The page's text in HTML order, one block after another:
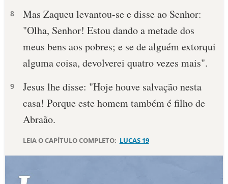
8
Mas Zaqueu levantou-se e disse ao Senhor:
"Olha, Senhor! Estou dando a metade dos
meus bens aos pobres; e se de alguém extorqui
alguma coisa, devolverei quatro vezes mais".
9
Jesus lhe disse: "Hoje houve salvação nesta
casa! Porque este homem também é filho de
Abraão.
LEIA O CAPÍTULO COMPLETO: LUCAS 19